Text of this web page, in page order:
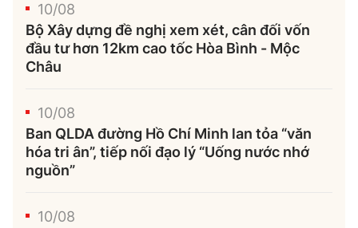
10/08
Bộ Xây dựng đề nghị xem xét, cân đối vốn
đầu tư hơn 12km cao tốc Hòa Bình - Mộc
Châu
10/08
Ban QLDA đường Hồ Chí Minh lan tỏa “văn
hóa tri ân”, tiếp nối đạo lý “Uống nước nhớ
nguồn”
10/08